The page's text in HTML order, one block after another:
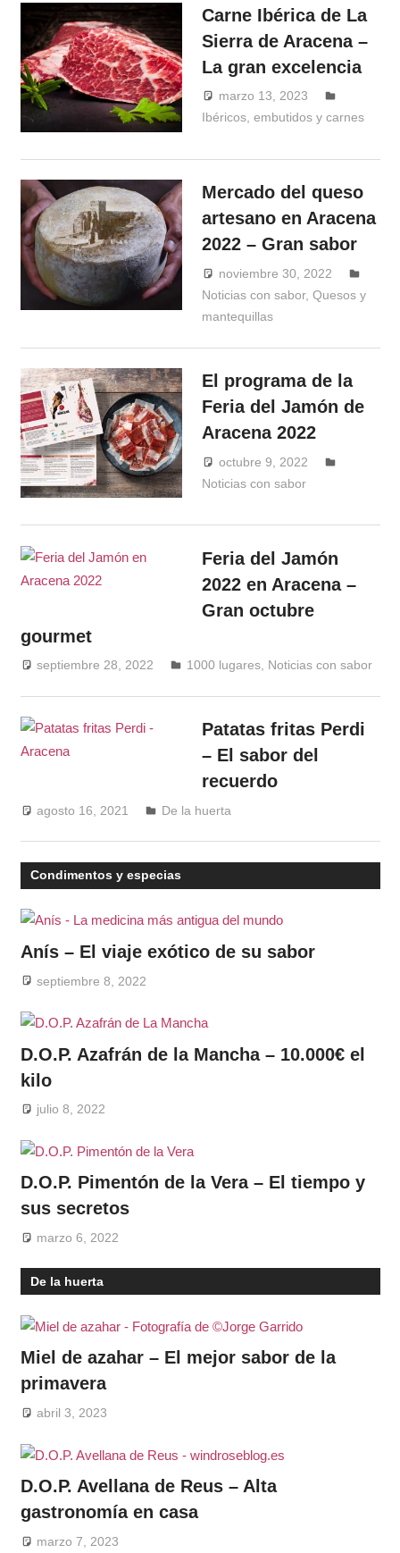
Carne Ibérica de La
Sierra de Aracena –
La gran excelencia
marzo 13, 2023
Windrose
Ibéricos, embutidos y carnes
Mercado del queso
artesano en Aracena
2022 – Gran sabor
noviembre 30, 2022
Windrose
Noticias con sabor,Quesos y
mantequillas
El programa de la
Feria del Jamón de
Aracena 2022
octubre 9, 2022
Noticias con sabor
Feria del Jamón
2022 en Aracena –
Gran octubre
gourmet
septiembre 28, 2022 Windrose
1000 lugares Noticias con sabor
Patatas fritas Perdi
– El sabor del
recuerdo
agosto 16, 2021 Windrose
De la huerta
Condimentos y especias
Anís – El viaje exótico de su sabor
septiembre 8, 2022
D.O.P. Azafrán de la Mancha – 10.000€ el
kilo
julio 8, 2022
D.O.P. Pimentón de la Vera – El tiempo y
sus secretos
marzo 6, 2022
De la huerta
Miel de azahar – El mejor sabor de la
primavera
abril 3, 2023
D.O.P. Avellana de Reus – Alta
gastronomía en casa
marzo 7, 2023